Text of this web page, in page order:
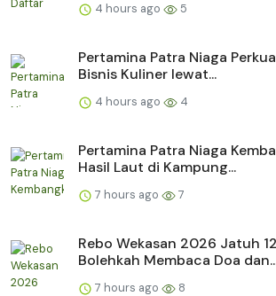
4 hours ago 5
Pertamina Patra Niaga
Bisnis Kuliner lewat...
4 hours ago 4
Pertamina Patra Niaga
Hasil Laut di Kampung...
7 hours ago 7
Rebo Wekasan 2026 Jatuh
Bolehkah Membaca Doa
7 hours ago 8